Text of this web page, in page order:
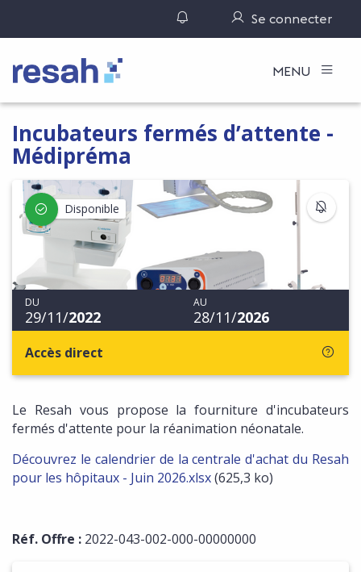
Gérer ses notifications
Se connecter
Logo Resah MENU
Incubateurs fermés d’attente -
Médipréma
Disponible
DU
29/11/2022
AU
28/11/2026
Accès direct
Le Resah vous propose la fourniture d'incubateurs
fermés d'attente pour la réanimation néonatale.
Découvrez le calendrier de la centrale d'achat du Resah
pour les hôpitaux - Juin 2026.xlsx(625,3 ko)
Réf. Offre : 2022-043-002-000-00000000